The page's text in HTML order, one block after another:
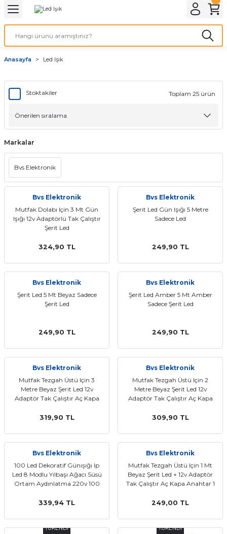
Anasayfa Led Işık
Stoktakiler Toplam 25 ürün
Markalar
Bvs Elektronik
Bvs Elektronik
Mutfak Dolabı Için 3 Mt Gün
Işığı 12v Adaptörlü Tak Çalıştır
Şerit Led
324,90 TL
Bvs Elektronik
Şerit Led Gün Işığı 5 Metre
Sadece Led
249,90 TL
Bvs Elektronik
Şerit Led 5 Mt Beyaz Sadece
Şerit Led
249,90 TL
Bvs Elektronik
Şerit Led Amber 5 Mt Amber
Sadece Şerit Led
249,90 TL
Bvs Elektronik
Mutfak Tezgah Üstü Için 3
Metre Beyaz Şerit Led 12v
Adaptör Tak Çalıştır Aç Kapa
319,90 TL
Bvs Elektronik
Mutfak Tezgah Üstü Için 2
Metre Beyaz Şerit Led 12v
Adaptör Tak Çalıştır Aç Kapa
309,90 TL
Bvs Elektronik
100 Led Dekoratif Günışığı Ip
Led 8 Modlu Yılbaşı Ağacı Süsü
Ortam Aydınlatma 220v 100
339,94 TL
Bvs Elektronik
Mutfak Tezgah Üstü Için 1 Mt
Beyaz Şerit Led + 12v Adaptör
Tak Çalıştır Aç Kapa Anahtar 1
249,00 TL
TÜKENDİ TÜKENDİ